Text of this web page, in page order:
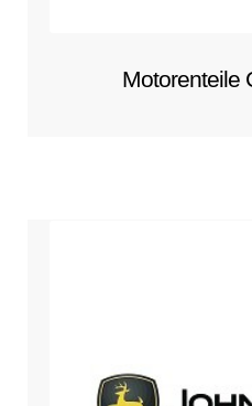
Motorenteile